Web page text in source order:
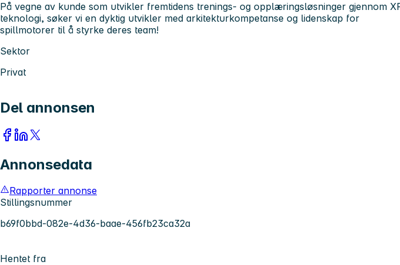
På vegne av kunde som utvikler fremtidens trenings- og opplæringsløsninger gjennom
teknologi, søker vi en dyktig utvikler med arkitekturkompetanse og lidenskap for
spillmotorer til å styrke deres team!
Sektor
Privat
Del annonsen
Annonsedata
Rapporter annonse
Stillingsnummer
b69f0bbd-082e-4d36-baae-456fb23ca32a
Hentet fra